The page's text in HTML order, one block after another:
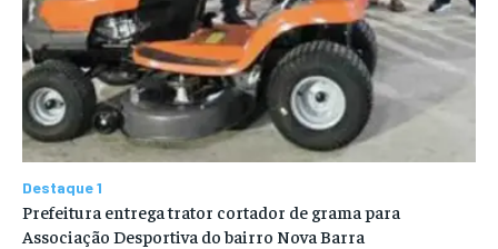
Destaque 1
Prefeitura entrega trator cortador de grama para
Associação Desportiva do bairro Nova Barra